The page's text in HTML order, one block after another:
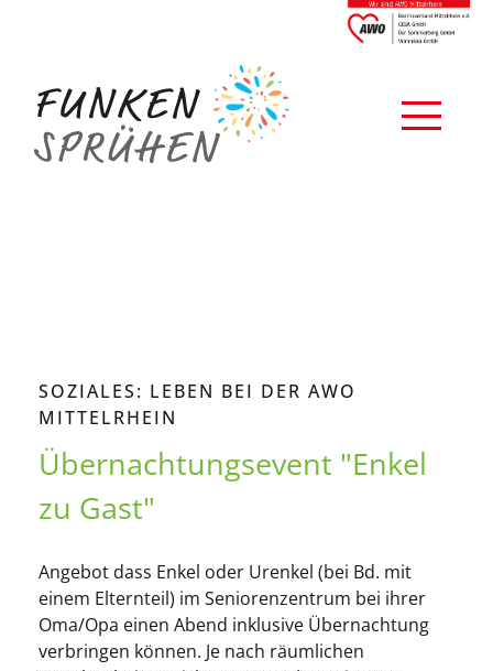
SOZIALES: LEBEN BEI DER AWO
MITTELRHEIN
Übernachtungsevent "Enkel
zu Gast"
Angebot dass Enkel oder Urenkel (bei Bd. mit
einem Elternteil) im Seniorenzentrum bei ihrer
Oma/Opa einen Abend inklusive Übernachtung
verbringen können. Je nach räumlichen